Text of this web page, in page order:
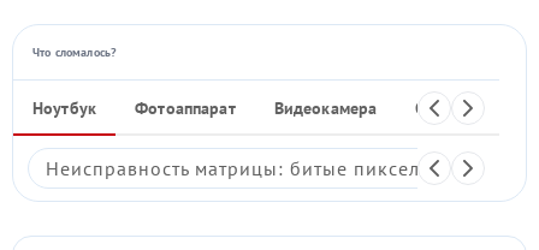
Что сломалось?
Ноутбук Фотоаппарат Видеокамера Объектив
Неисправность матрицы: битые пиксели,